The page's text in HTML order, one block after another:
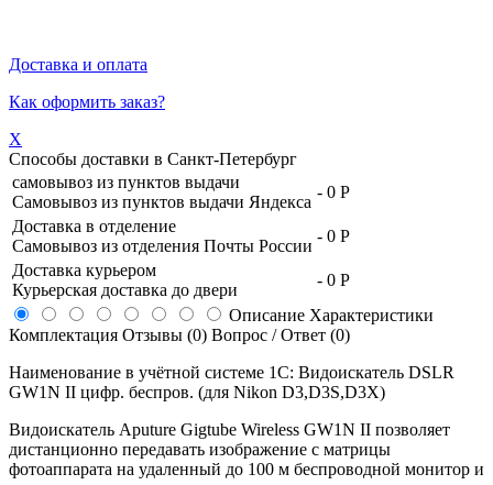
Доставка и оплата
Как оформить заказ?
X
Способы доставки в Санкт-Петербург
самовывоз из пунктов выдачи
Самовывоз из пунктов выдачи Яндекса
- 0 Р
Доставка в отделение
Самовывоз из отделения Почты России
- 0 Р
Доставка курьером
Курьерская доставка до двери
- 0 Р
Описание Характеристики
Комплектация Отзывы (0) Вопрос / Ответ (0)
Наименование в учётной системе 1С: Видоискатель DSLR
GW1N II цифр. беспров. (для Nikon D3,D3S,D3X)
Видоискатель Aputure Gigtube Wireless GW1N II позволяет
дистанционно передавать изображение с матрицы
фотоаппарата на удаленный до 100 м беспроводной монитор и